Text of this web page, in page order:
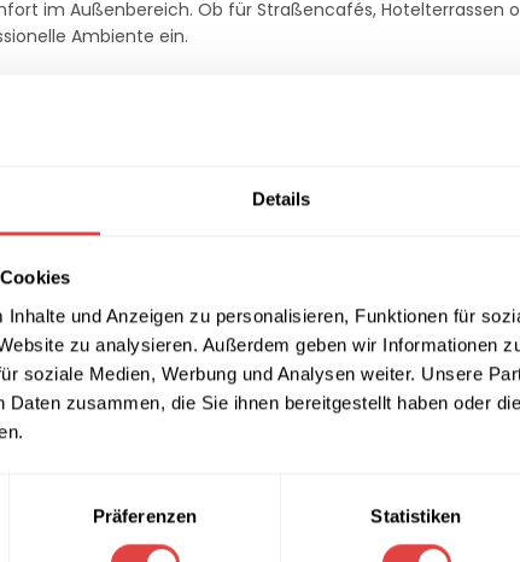
Details
und Anzeigen zu personalisieren, Funktionen für
zu analysieren. Außerdem geben wir Informationen
soziale Medien, Werbung und Analysen weiter. Unsere
Daten zusammen, die Sie ihnen bereitgestellt haben oder
Präferenzen Statistiken
im Außenbereich. Ob für Straßencafés, Hotelterrassen
Ambiente ein.
und behält dauerhaft seine edle Oberflächenqualität.
von Ihrem Personal am Tagesende oder bei
umstrukturieren.
Reinigung
ist die praktische Stapelfunktion des Modells Purezza.
außerhalb der Saison oder bei der täglichen
lässt sich zudem schnell, hygienisch und